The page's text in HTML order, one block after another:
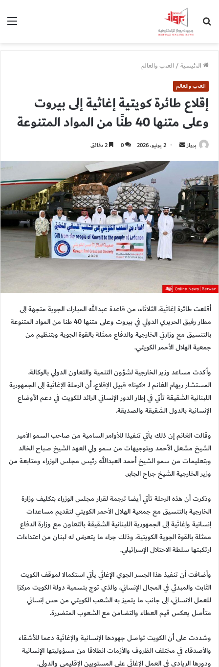
الرئيسية/العرب والعالم
العرب والعالم
إقلاع طائرة كويتية إغاثية إلى بيروت
وعلى متنها 40 طنًا من المواد المتنوعة
برواز
أرسل
إلكترونيا
2 يونيو، 2026 0
أقلعت طائرة إغاثية، الثلاثاء، من قاعدة عبدالله المبارك الجوية متجهة إلى
مطار رفيق الحريري الدولي في بيروت وعلى متنها 40 طنا من المواد المتنوعة
بالتنسيق مع وزارتي الخارجية والدفاع ممثلة بالقوة الجوية وبتنظيم من
جمعية الهلال الأحمر الكويتي.
وأكدت مساعد وزير الخارجية لشؤون التنمية والتعاون الدولي بالوكالة،
المستشار ريهام الغانم لـ «كونا» قبيل الإقلاع، أن الرحلة الإغاثية إلى الجمهورية
اللبنانية الشقيقة تأتي في إطار الدور الإنساني الرائد للكويت في دعم الأوضاع
الإنسانية بالدول الشقيقة والصديقة.
وقالت الغانم إن ذلك يأتي تنفيذا للأوامر السامية من صاحب السمو الأمير
الشيخ مشعل الأحمد وبتوجيهات من سمو ولي العهد الشيخ صباح الخالد
وبتعليمات من سمو الشيخ أحمد العبدالله رئيس مجلس الوزراء ومتابعة من
وزير الخارجية الشيخ جراح الجابر.
وذكرت أن هذه الرحلة تأتي أيضا ترجمة لقرار مجلس الوزراء بتكليف وزارة
الخارجية بالتنسيق مع جمعية الهلال الأحمر الكويتي لتقديم مساعدات
إنسانية وإغاثية إلى الجمهورية اللبنانية الشقيقة بالتعاون مع وزارة الدفاع
ممثلة بالقوة الجوية الكويتية، وذلك جراء ما يتعرض له لبنان من اعتداءات
ارتكبتها سلطة الاحتلال الإسرائيلي.
وأضافت أن تنفيذ هذا الجسر الجوي الإغاثي يأتي استكمالا لموقف الكويت
الثابت والمبدئي في المجال الإنساني، والذي توج بتسمية دولة الكويت مركزا
للعمل الإنساني، إلى جانب ما يتميز به الشعب الكويتي من حس إنساني
متأصل يعكس قيم العطاء والتضامن مع الشعوب المتضررة.
وشددت على أن الكويت تواصل جهودها الإنسانية والإغاثية دعما للأشقاء
والأصدقاء في مختلف الظروف والأزمات انطلاقا من مسؤوليتها الإنسانية
ودورها الريادي في العمل الإغاثي على المستويين الإقليمي والدولي.